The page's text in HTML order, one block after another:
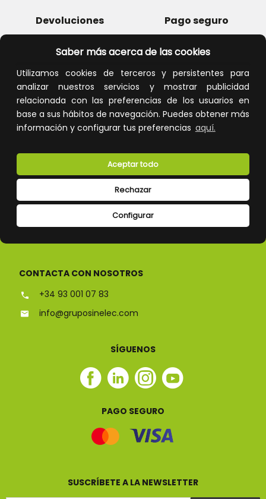
Saber más acerca de las cookies
Utilizamos cookies de terceros y persistentes para
analizar nuestros servicios y mostrar publicidad
relacionada con las preferencias de los usuarios en
base a sus hábitos de navegación. Puedes obtener más
información y configurar tus preferencias aquí.
Configurar
Rechazar
Aceptar todo
Devoluciones Pago seguro
Atención al cliente
CONÓCENOS
CONTACTA CON NOSOTROS
+34 93 001 07 83
info@gruposinelec.com
SÍGUENOS
Facebook
Linkedin
Instagram
Youtube
PAGO SEGURO
SUSCRÍBETE A LA NEWSLETTER